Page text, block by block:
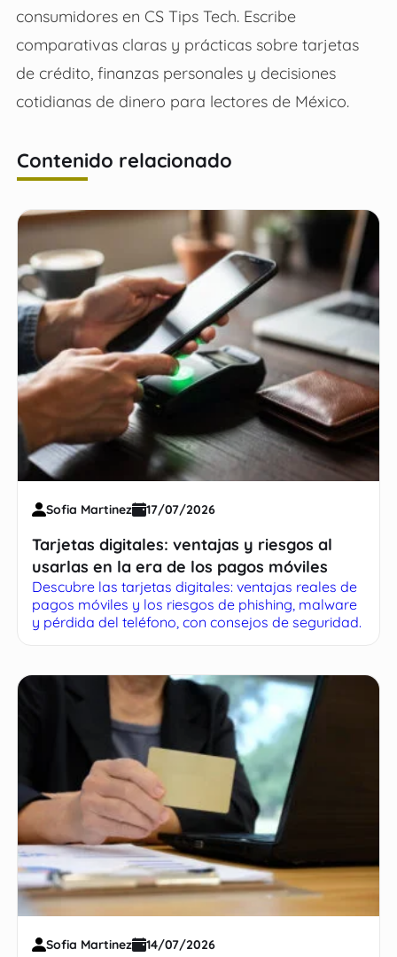
consumidores en CS Tips Tech. Escribe
comparativas claras y prácticas sobre tarjetas
de crédito, finanzas personales y decisiones
cotidianas de dinero para lectores de México.
Contenido relacionado
Sofia Martinez 17/07/2026
Tarjetas digitales: ventajas y riesgos al
usarlas en la era de los pagos móviles
Descubre las tarjetas digitales: ventajas reales de
pagos móviles y los riesgos de phishing, malware
y pérdida del teléfono, con consejos de seguridad.
Sofia Martinez 14/07/2026